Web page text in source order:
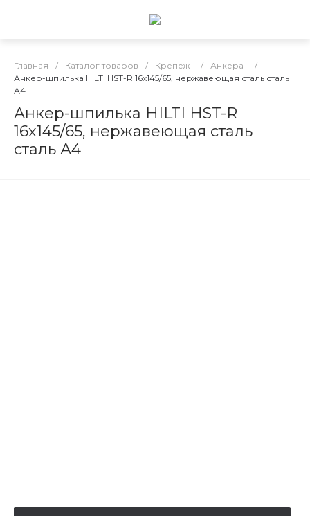
Главная / Каталог товаров / Крепеж / Анкера
/
Анкер-шпилька HILTI HST-R 16х145/65, нержавеющая сталь сталь
А4
Анкер-шпилька HILTI HST-R
16х145/65, нержавеющая сталь
сталь А4